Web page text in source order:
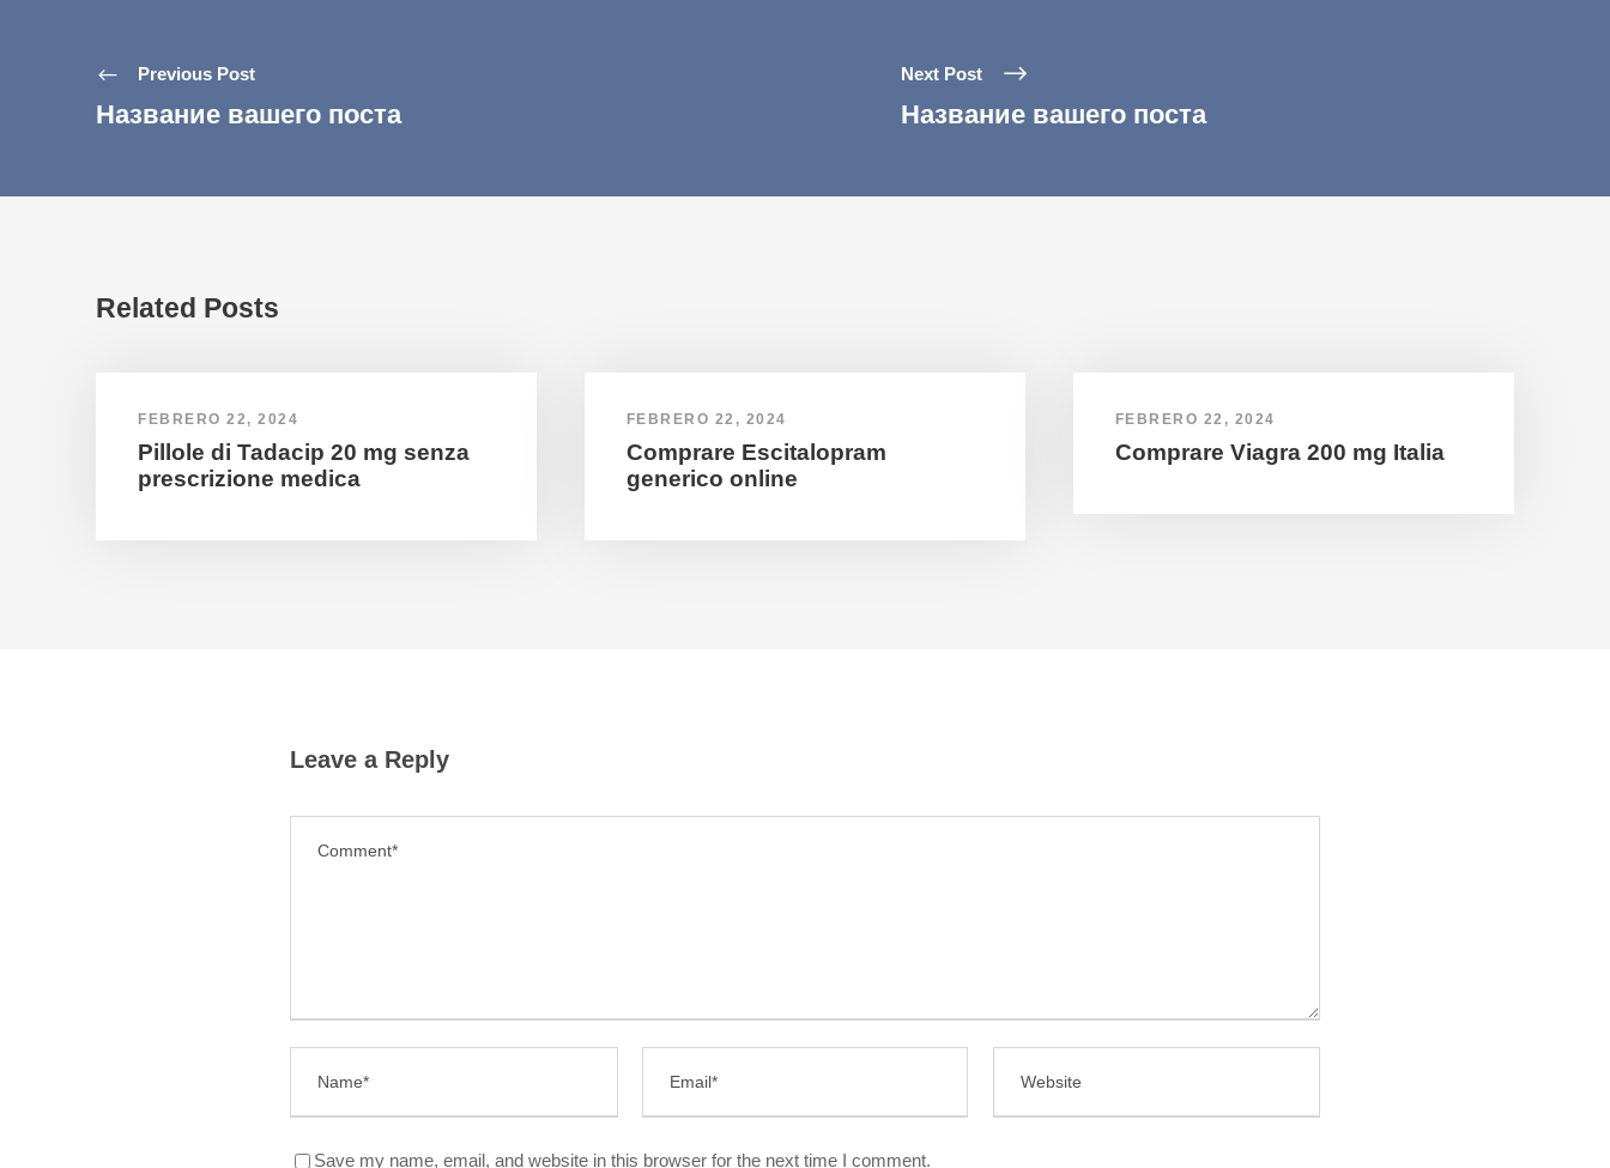
Previous Post
Название вашего поста
Next Post
Название вашего поста
Related Posts
FEBRERO 22, 2024
Pillole di Tadacip 20 mg senza
prescrizione medica
FEBRERO 22, 2024
Comprare Escitalopram
generico online
FEBRERO 22, 2024
Comprare Viagra 200 mg Italia
Leave a Reply
Save my name, email, and website in this browser for the next time I comment.